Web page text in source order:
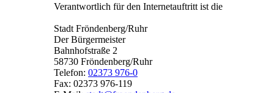
Verantwortlich für den Internetauftritt ist die
Stadt Fröndenberg/Ruhr
Der Bürgermeister
Bahnhofstraße 2
58730 Fröndenberg/Ruhr
Telefon: 02373 976-0
Fax: 02373 976-119